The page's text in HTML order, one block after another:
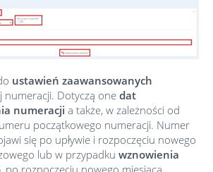
ustawień zaawansowanych
numeracji. Dotyczą one dat
numeracji a także, w zależności od
początkowego numeracji. Numer
się po upływie i rozpoczęciu nowego
lub w przypadku wznowienia
, po rozpoczęciu nowego miesiąca.